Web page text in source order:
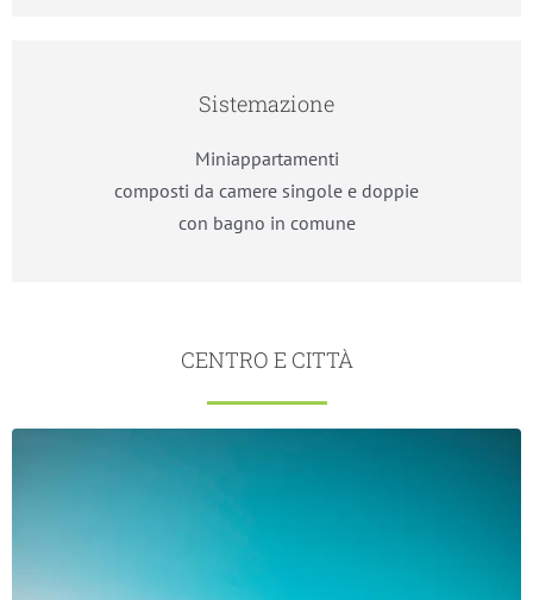
Sistemazione
Miniappartamenti
composti da camere singole e doppie
con bagno in comune
CENTRO E CITTÀ